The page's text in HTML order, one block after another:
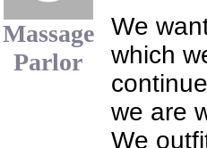
Massage
Parlor
We
which
we are
We